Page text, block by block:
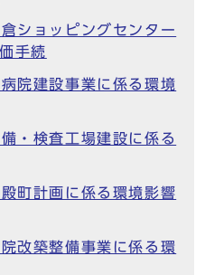
ショッピングセンター
手続
院建設事業に係る環境
・検査工場建設に係る
町計画に係る環境影響
改築整備事業に係る環